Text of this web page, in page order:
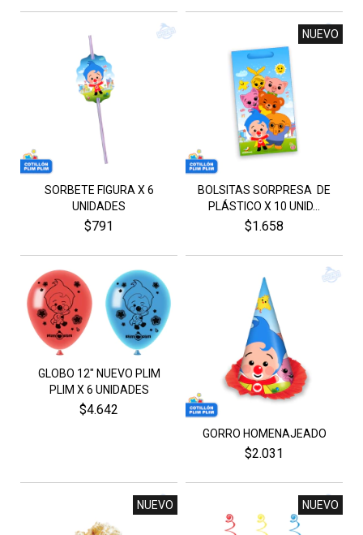
SORBETE FIGURA X 6
UNIDADES
$791
NUEVO
BOLSITAS SORPRESA DE
PLÁSTICO X 10 UNID...
$1.658
GLOBO 12" NUEVO PLIM
PLIM X 6 UNIDADES
$4.642
GORRO HOMENAJEADO
$2.031
NUEVO NUEVO